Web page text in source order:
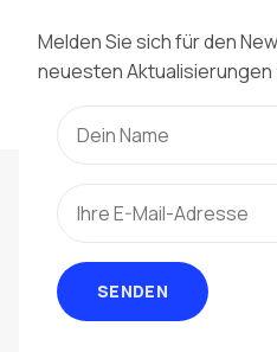
Melden Sie sich für den
neuesten Aktualisierungen
SENDEN